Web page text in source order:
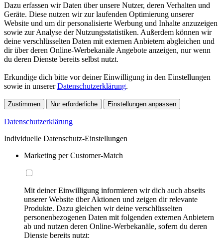
Dazu erfassen wir Daten über unsere Nutzer, deren Verhalten und
Geräte. Diese nutzen wir zur laufenden Optimierung unserer
Website und um dir personalisierte Werbung und Inhalte anzuzeigen
sowie zur Analyse der Nutzungsstatistiken. Außerdem können wir
deine verschlüsselten Daten mit externen Anbietern abgleichen und
dir über deren Online-Werbekanäle Angebote anzeigen, nur wenn
du deren Dienste bereits selbst nutzt.
Erkundige dich bitte vor deiner Einwilligung in den Einstellungen
sowie in unsererDatenschutzerklärung.
Zustimmen Nur erforderliche Einstellungen anpassen
Datenschutzerklärung
Individuelle Datenschutz-Einstellungen
Marketing per Customer-Match
Mit deiner Einwilligung informieren wir dich auch abseits
unserer Website über Aktionen und zeigen dir relevante
Produkte. Dazu gleichen wir deine verschlüsselten
personenbezogenen Daten mit folgenden externen Anbietern
ab und nutzen deren Online-Werbekanäle, sofern du deren
Dienste bereits nutzt: